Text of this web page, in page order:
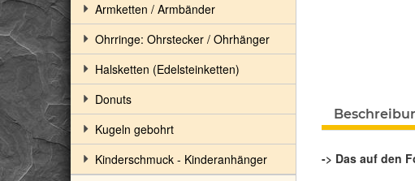
-> Das auf den
Armketten / Armbänder
Ohrringe: Ohrstecker / Ohrhänger
Halsketten (Edelsteinketten)
Donuts
Kugeln gebohrt
Kinderschmuck - Kinderanhänger